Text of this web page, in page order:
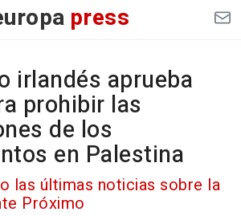
press
irlandés aprueba
prohibir las
de los
en Palestina
las últimas noticias sobre la
Próximo